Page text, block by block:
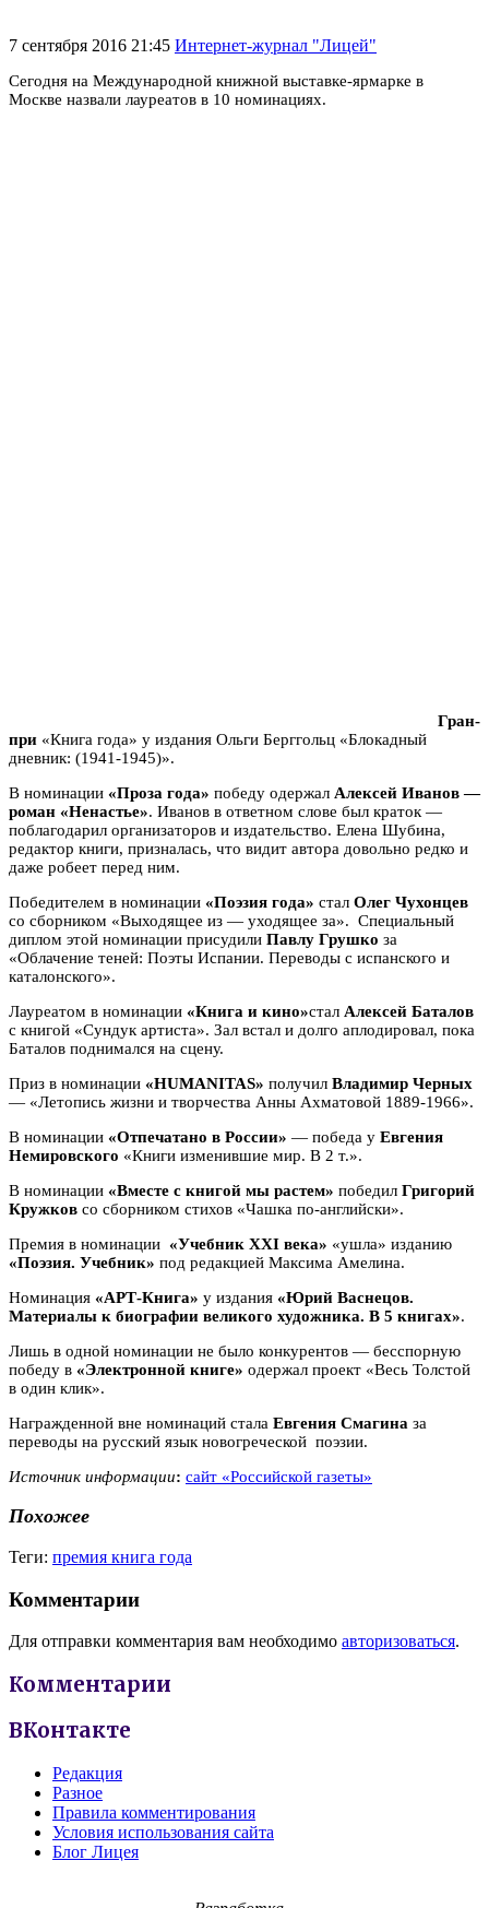
7 сентября 2016 21:45 Интернет-журнал "Лицей"
Сегодня на Международной книжной выставке-ярмарке в
Москве назвали лауреатов в 10 номинациях.
Гран-
при «Книга года» у издания Ольги Берггольц «Блокадный
дневник: (1941-1945)».
В номинации «Проза года» победу одержал Алексей Иванов —
роман «Ненастье». Иванов в ответном слове был краток —
поблагодарил организаторов и издательство. Елена Шубина,
редактор книги, призналась, что видит автора довольно редко и
даже робеет перед ним.
Победителем в номинации «Поэзия года» стал Олег Чухонцев
со сборником «Выходящее из — уходящее за». Специальный
диплом этой номинации присудили Павлу Грушко за
«Облачение теней: Поэты Испании. Переводы с испанского и
каталонского».
Лауреатом в номинации «Книга и кино»стал Алексей Баталов
с книгой «Сундук артиста». Зал встал и долго аплодировал, пока
Баталов поднимался на сцену.
Приз в номинации «HUMANITAS» получил Владимир Черных
— «Летопись жизни и творчества Анны Ахматовой 1889-1966».
В номинации «Отпечатано в России» — победа у Евгения
Немировского «Книги изменившие мир. В 2 т.».
В номинации «Вместе с книгой мы растем» победил Григорий
Кружков со сборником стихов «Чашка по-английски».
Премия в номинации «Учебник XXI века» «ушла» изданию
«Поэзия. Учебник» под редакцией Максима Амелина.
Номинация «АРТ-Книга» у издания «Юрий Васнецов.
Материалы к биографии великого художника. В 5 книгах».
Лишь в одной номинации не было конкурентов — бесспорную
победу в «Электронной книге» одержал проект «Весь Толстой
в один клик».
Награжденной вне номинаций стала Евгения Смагина за
переводы на русский язык новогреческой поэзии.
Источник информации: сайт «Российской газеты»
Похожее
Теги: премия книга года
Комментарии
Для отправки комментария вам необходимо авторизоваться.
Комментарии
ВКонтакте
Редакция
Разное
Правила комментирования
Условия использования сайта
Блог Лицея